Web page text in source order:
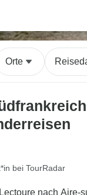
Orte
bei TourRadar
nach Aire-